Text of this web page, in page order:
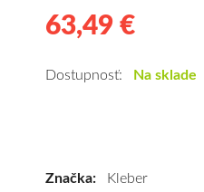
63,49 €
pneumatiky
DYNAXER
Dostupnosť: Na sklade
Značka: Kleber